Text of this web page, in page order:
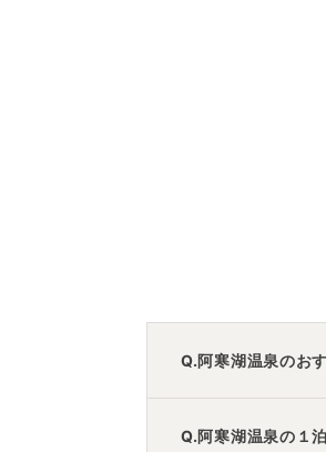
Q.阿寒湖温泉のお
A.「定山渓ビュー
Q.阿寒湖温泉の１